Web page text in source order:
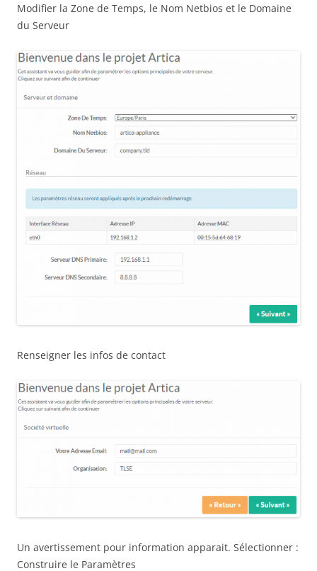
Modifier la Zone de Temps, le Nom Netbios et le Domaine
du Serveur
Renseigner les infos de contact
Un avertissement pour information apparait. Sélectionner :
Construire le Paramètres